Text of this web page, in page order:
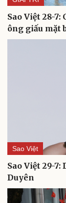
Du lịch
Tư vấn
Sao Việt 28-
ông giấu mặt
Sao Việt
Sao Việt 29-
Duyên